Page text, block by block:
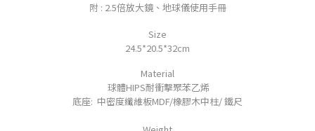
附 : 2.5倍放大鏡、地球儀使用手冊
Size
24.5*20.5*32cm
Material
球體HIPS耐衝擊聚苯乙烯
底座: 中密度纖維板MDF/橡膠木中柱/ 鐵尺